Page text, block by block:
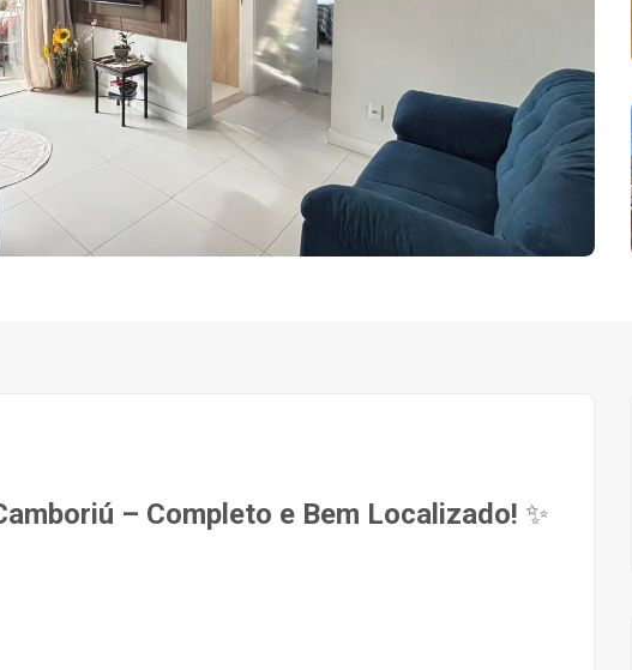
– Completo e Bem Localizado! ✨